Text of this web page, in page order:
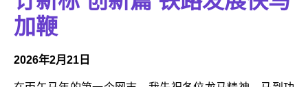
加鞭
2026年2月21日